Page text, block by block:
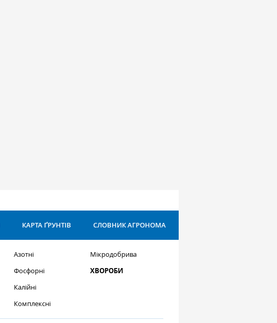
КАРТА ҐРУНТІВ СЛОВНИК АГРОНОМА
Азотні
Фосфорні
Калійні
Комплексні
Мікродобрива
ХВОРОБИ